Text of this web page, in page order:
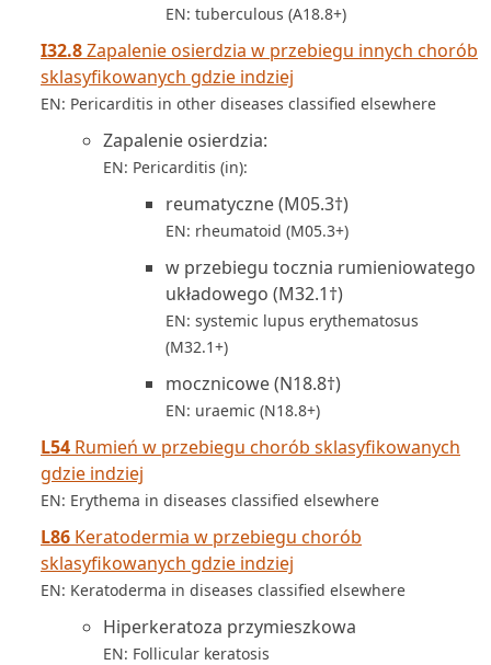
EN: tuberculous (A18.8+)
I32.8Zapalenie osierdzia w przebiegu innych chorób
sklasyfikowanych gdzie indziej
EN: Pericarditis in other diseases classified elsewhere
Zapalenie osierdzia:
EN: Pericarditis (in):
reumatyczne (M05.3†)
EN: rheumatoid (M05.3+)
w przebiegu tocznia rumieniowatego
układowego (M32.1†)
EN: systemic lupus erythematosus
(M32.1+)
mocznicowe (N18.8†)
EN: uraemic (N18.8+)
L54 Rumień w przebiegu chorób sklasyfikowanych
gdzie indziej
EN: Erythema in diseases classified elsewhere
L86 Keratodermia w przebiegu chorób
sklasyfikowanych gdzie indziej
EN: Keratoderma in diseases classified elsewhere
Hiperkeratoza przymieszkowa
EN: Follicular keratosis